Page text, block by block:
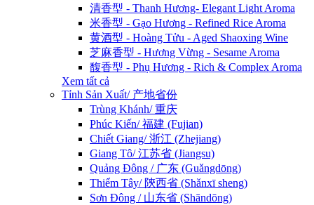
清香型 - Thanh Hương- Elegant Light Aroma
米香型 - Gạo Hương - Refined Rice Aroma
黄酒型 - Hoàng Tửu - Aged Shaoxing Wine
芝麻香型 - Hương Vừng - Sesame Aroma
馥香型 - Phụ Hương - Rich & Complex Aroma
Xem tất cả
Tỉnh Sản Xuất/ 产地省份
Trùng Khánh/ 重庆
Phúc Kiến/ 福建 (Fujian)
Chiết Giang/ 浙江 (Zhejiang)
Giang Tô/ 江苏省 (Jiangsu)
Quảng Đông / 广东 (Guǎngdōng)
Thiểm Tây/ 陝西省 (Shǎnxī sheng)
Sơn Đông / 山东省 (Shāndōng)